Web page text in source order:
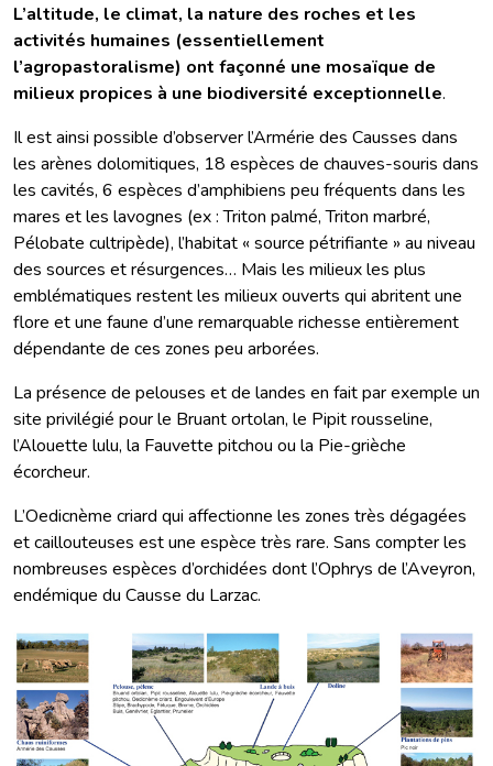
L’altitude, le climat, la nature des roches et les
activités humaines (essentiellement
l’agropastoralisme) ont façonné une mosaïque de
milieux propices à une biodiversité exceptionnelle.
Il est ainsi possible d’observer l’Armérie des Causses dans
les arènes dolomitiques, 18 espèces de chauves-souris dans
les cavités, 6 espèces d’amphibiens peu fréquents dans les
mares et les lavognes (ex : Triton palmé, Triton marbré,
Pélobate cultripède), l’habitat « source pétrifiante » au niveau
des sources et résurgences… Mais les milieux les plus
emblématiques restent les milieux ouverts qui abritent une
flore et une faune d’une remarquable richesse entièrement
dépendante de ces zones peu arborées.
La présence de pelouses et de landes en fait par exemple un
site privilégié pour le Bruant ortolan, le Pipit rousseline,
l’Alouette lulu, la Fauvette pitchou ou la Pie-grièche
écorcheur.
L’Oedicnème criard qui affectionne les zones très dégagées
et caillouteuses est une espèce très rare. Sans compter les
nombreuses espèces d’orchidées dont l’Ophrys de l’Aveyron,
endémique du Causse du Larzac.